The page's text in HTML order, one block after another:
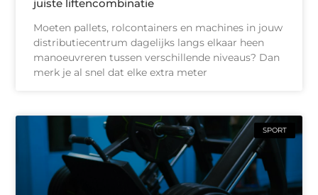
juiste liftencombinatie
Moeten pallets, rolcontainers en machines in jouw
distributiecentrum dagelijks langs elkaar heen
manoeuvreren tussen verschillende niveaus? Dan
merk je al snel dat elke extra meter
SPORT